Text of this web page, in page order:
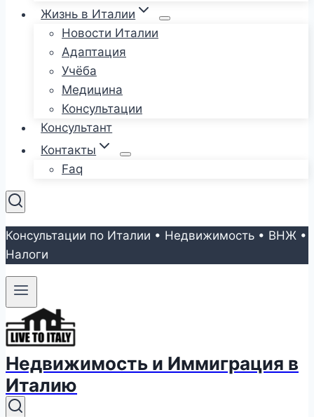
Жизнь в Италии
Новости Италии
Адаптация
Учёба
Медицина
Консультации
Консультант
Контакты
Faq
Консультации по Италии • Недвижимость • ВНЖ •
Налоги
Недвижимость и Иммиграция в
Италию